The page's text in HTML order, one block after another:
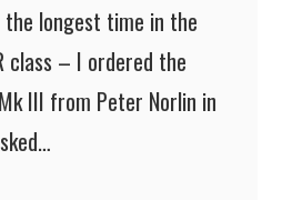
longest time in the
class – I ordered the
III from Peter Norlin in